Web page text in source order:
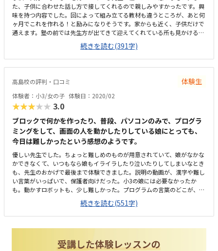
りませんでした。一般的な塾などと比べても平均的かなと感じます。ロボ
ット制作にしろプログラミングにしろ、学校や家ではそれほど深くは体験
できないので、持参物なしで通えるのはありがたいです。間違いを直接指
摘せず、本人が気づけるように寄り添ってくれる姿勢です。作業中も、で
きるだけ空白の時間ができないように気にかけてくださり、ありがたかっ
た、子供に合わせた話し方で接してくれるので親しみやすかったです。興
味を持つ内容でした。回によって組み立てる教材も違うところが、あと何
ヶ月でこれを作れる！と励みになりそうです。家からも近く、子供だけで
通えます。塾の前では先生方が出てきて迎えてくれている所も見かけるの
で、一人で行かせても安心です、？入り口付近で小さなスペースだったの
で、少し即席な感じでした。個別で教えていただけるところはとても魅力
的です。聞くの忘れましたが、だいたい調べたところ想定内ではありま
す。教材の使い回しや、接続の悪いところも見受けられたのでもう少し安
くてもいんじゃないかと思います。子供はひとつの課題をクリアした時達
成感があったように思います。子供の性格をまず知ってもらい、こういう
性格だからこんな指導をしてほしいなど要望を聞いて欲しいです。
続きを読む(391字)
高島校の評判・口コミ 体験生
体験者：小3/女の子 体験日：2020/02
★★★★★ 3.0
ブロックで何かを作ったり、普段、パソコンのみで、プログラ
ミングをして、画面の人を動かしたりしている娘にとっても、
今日は難しかったという感想のようです。
優しい先生でした。ちょっと難しめのものが用意されていて、娘がなかな
かできなくて、いつもなら娘もイライラしたり泣いたりしてしまいなとき
も、先生のおかげで最後まで体験できました。説明の動画が、漢字や難し
い言葉がいっぱいで、保護者向けだった。小3の娘には必要なかったか
も。動かすロボットも、少し難しかった。プログラムの言葉のどこが、ロ
ボットのどの部分に関係しているかが分かりにくかったか、今日は体験
で、短い時間にまとめてしていたから、しかたがなかったのかも。塾の前
のスペースが少なく、自転車の置き方しだいでは、送迎の車も来づらいな
も、すぐ対応していて、いい感じでした。ただ、狭いがゆえに電話や、個
続きを読む(551字)